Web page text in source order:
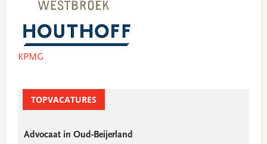
KPMG
TOPVACATURES
Advocaat in Oud-Beijerland